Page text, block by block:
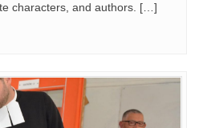
characters, and authors. […]